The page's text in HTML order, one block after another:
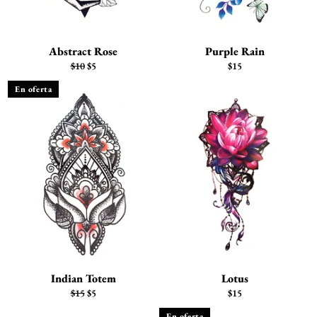
Abstract Rose
Precio
$10Precio
venta
$5
Purple Rain
Precio
$15
Indian Totem
Precio
$15Precio
$5
En oferta
Lotus
Precio
$15